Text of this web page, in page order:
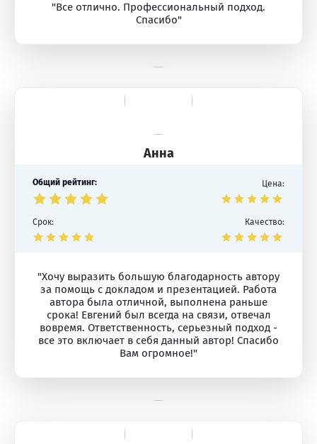
"Все отлично. Профессиональный подход.
Спасибо"
Анна
Общий рейтинг: Цена:
Срок: Качество:
"Хочу выразить большую благодарность автору
за помощь с докладом и презентацией. Работа
автора была отличной, выполнена раньше
срока! Евгений был всегда на связи, отвечал
вовремя. Ответственность, серьезный подход -
все это включает в себя данный автор! Спасибо
Вам огромное!"